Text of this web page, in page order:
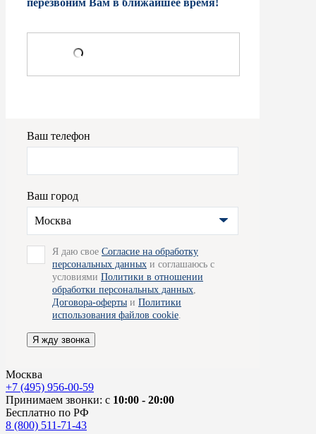
Ваш телефон
Ваш город
Москва
Я даю свое Согласие на обработку
персональных данных и соглашаюсь с
условиями Политики в отношении
обработки персональных данных
Договора-оферты и Политики
использования файлов cookie
Я жду звонка
Москва
+7 (495) 956-00-59
Принимаем звонки: с 10:00 - 20:00
Бесплатно по РФ
8 (800) 511-71-43